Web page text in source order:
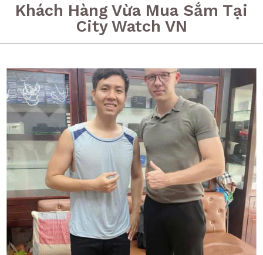
Khách Hàng Vừa Mua Sắm Tại
City Watch VN